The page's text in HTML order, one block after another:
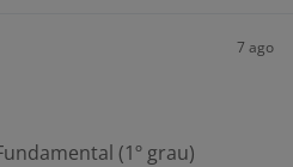
7 ago
(1º grau)